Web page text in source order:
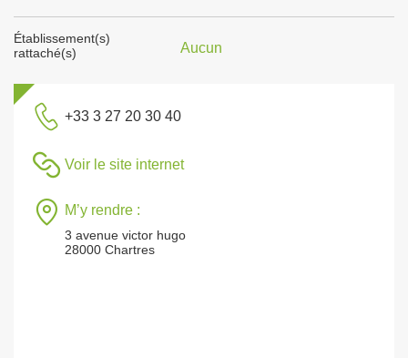
Établissement(s)
rattaché(s)
Aucun
+33 3 27 20 30 40
Voir le site internet
M’y rendre :
3 avenue victor hugo
28000 Chartres